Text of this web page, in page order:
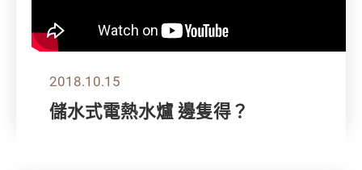
2018.10.15
儲水式電熱水爐 邊隻得？